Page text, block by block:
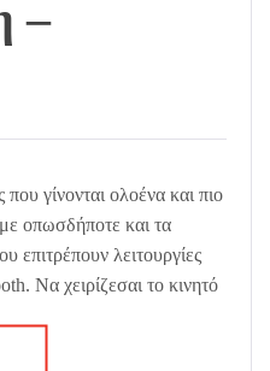
–
γίνονται ολοένα και πιο
οπωσδήποτε και τα
επιτρέπουν λειτουργίες
Να χειρίζεσαι το κινητό